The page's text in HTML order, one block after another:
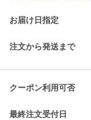
お届け日指定
注文から発送まで
クーポン利用可否
最終注文受付日